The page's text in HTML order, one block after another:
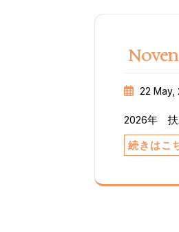
22 May,
2026年 扶
続きはこ